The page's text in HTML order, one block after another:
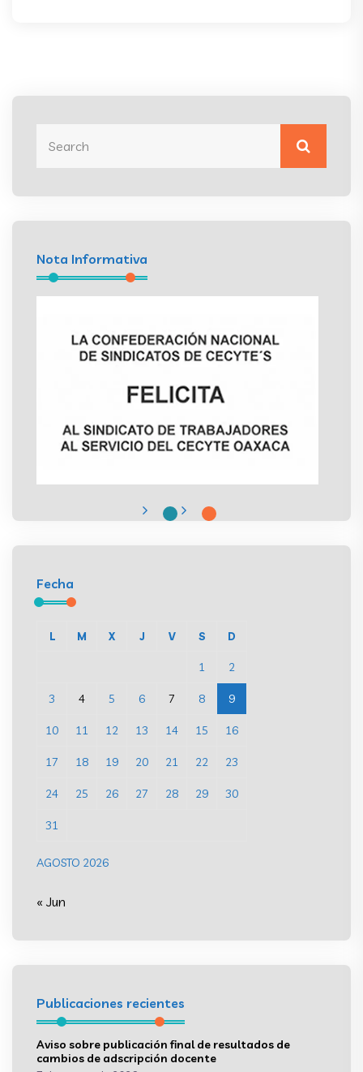
Nota Informativa
Fecha
AGOSTO 2026
L M X J V S D
1 2
3 4 5 6 7 8 9
10 11 12 13 14 15 16
17 18 19 20 21 22 23
24 25 26 27 28 29 30
31
« Jun
Publicaciones recientes
Aviso sobre publicación final de resultados de
cambios de adscripción docente